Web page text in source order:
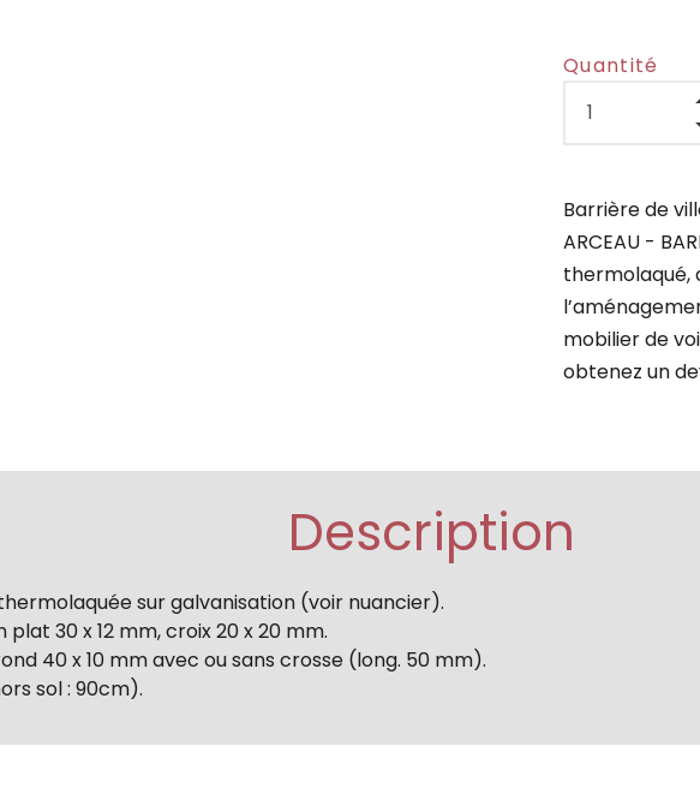
Quantité
Barrière de
ARCEAU -
thermolaqué,
mobilier de
obtenez un
Description
sur galvanisation (voir nuancier).
30 x 12 mm, croix 20 x 20 mm.
40 x 10 mm avec ou sans crosse (long. 50 mm).
sol : 90cm).